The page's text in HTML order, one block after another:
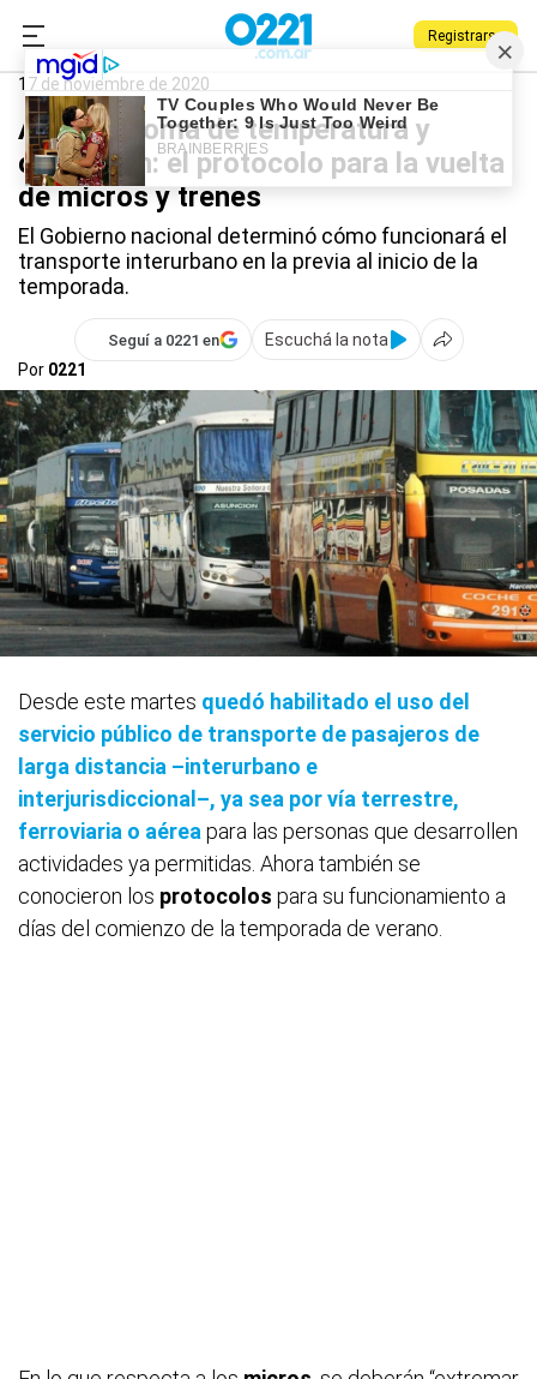
Registrarse
0221.com.ar
Coronavirus
17 de noviembre de 2020
Alcohol, toma de temperatura y
ocupación: el protocolo para la vuelta
de micros y trenes
El Gobierno nacional determinó cómo funcionará el
transporte interurbano en la previa al inicio de la
temporada.
Seguí a 0221 en
Escuchá la nota
Por 0221
Desde este martes quedó habilitado el uso del
servicio público de transporte de pasajeros de
larga distancia –interurbano e
interjurisdiccional–, ya sea por vía terrestre,
ferroviaria o aérea para las personas que desarrollen
actividades ya permitidas. Ahora también se
conocieron los protocolos para su funcionamiento a
días del comienzo de la temporada de verano.